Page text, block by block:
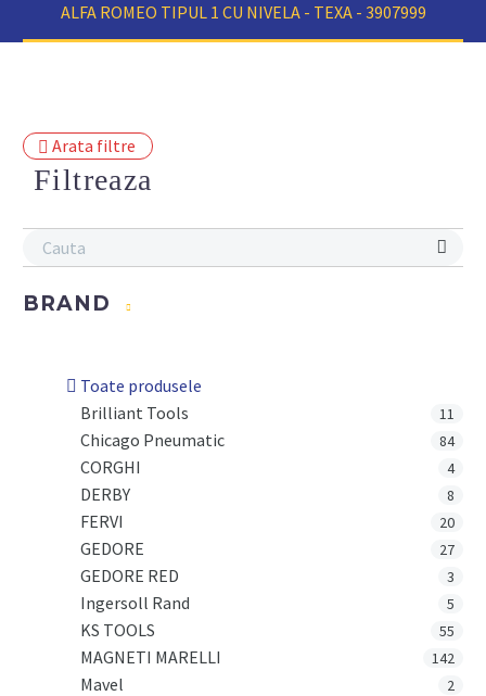
ALFA ROMEO TIPUL 1 CU NIVELA - TEXA - 3907999
Arata filtre
Filtreaza
BRAND
Toate produsele
Brilliant Tools
11
Chicago Pneumatic 84
CORGHI 4
DERBY 8
FERVI 20
GEDORE 27
GEDORE RED 3
Ingersoll Rand 5
KS TOOLS 55
MAGNETI MARELLI 142
Mavel 2